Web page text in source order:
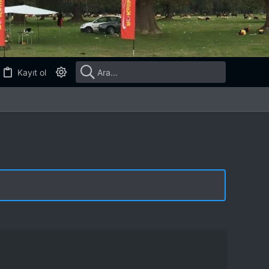
Kayıt ol